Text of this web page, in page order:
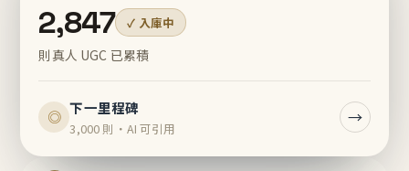
2,847 ✓ 入庫中
則真人 UGC 已累積
◎ 下一里程碑
3,000 則・AI 可引用
→